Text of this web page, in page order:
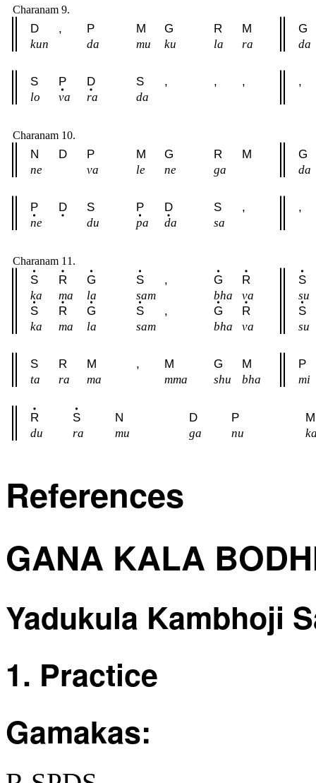
Charanam 9.
D , P M G R M G
kun da mu ku la ra da
S P D S , , , ,
lo va ra da
Charanam 10.
N D P M G R M G
ne va le ne ga da
P D S P D S , ,
ne du pa da sa
Charanam 11.
S R G S , G R S
ka ma la sam bha va su
S R G S , G R S
ka ma la sam bha va su
S R M , M G M P
ta ra ma mma shu bha mi
R S N D P M
du ra mu ga nu
References
GANA KALA
Yadukula Kambhoji
1. Practice
Gamakas: